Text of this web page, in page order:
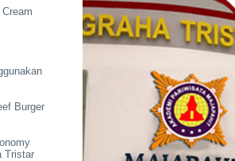
Burger
Tristar